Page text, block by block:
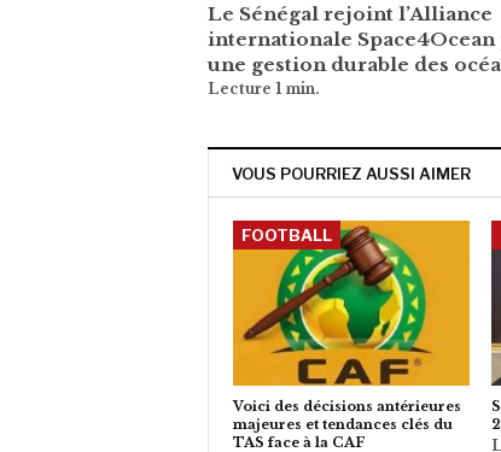
Le Sénégal rejoint l’Alliance
internationale
une gestion durable des
VOUS POURRIEZ AUSSI AIMER
FOOTBALL
Voici des décisions antérieures
majeures et tendances clés du
TAS face à la CAF